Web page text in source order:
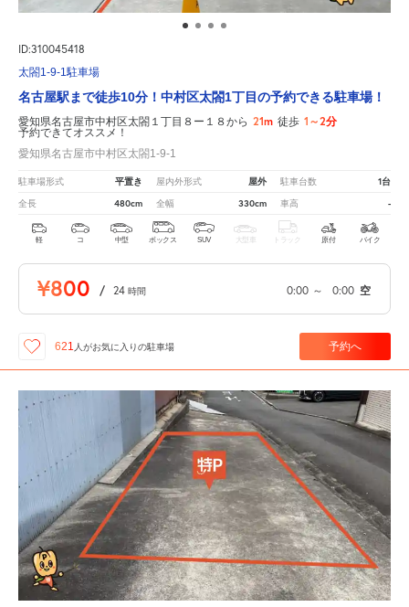
ID:310045418
太閤1-9-1駐車場
名古屋駅まで徒歩10分！中村区太閤1丁目の予約できる駐車場！
愛知県名古屋市中村区太閤１丁目８ー１８から 21m 徒歩 1～2分
予約できてオススメ！
愛知県名古屋市中村区太閤1-9-1
駐車場形式 平置き 屋内外形式 屋外 駐車台数 1台
全長 480cm 全幅 330cm 車高 -
軽 コ 中型 ボックス SUV 大型車 トラック 原付 バイク
¥800 / 24 時間 0:00 ～ 0:00 空
621 人がお気に入りの駐車場 予約へ